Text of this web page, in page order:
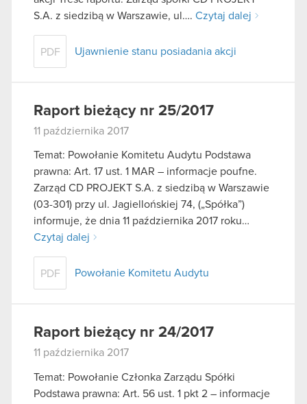
S.A. z siedzibą w Warszawie, ul…. Czytaj dalej
PDF Ujawnienie stanu posiadania akcji
Raport bieżący nr 25/2017
11 października 2017
Temat: Powołanie Komitetu Audytu Podstawa
prawna: Art. 17 ust. 1 MAR – informacje poufne.
Zarząd CD PROJEKT S.A. z siedzibą w Warszawie
(03-301) przy ul. Jagiellońskiej 74, („Spółka”)
informuje, że dnia 11 października 2017 roku…
Czytaj dalej
PDF Powołanie Komitetu Audytu
Raport bieżący nr 24/2017
11 października 2017
Temat: Powołanie Członka Zarządu Spółki
Podstawa prawna: Art. 56 ust. 1 pkt 2 – informacje